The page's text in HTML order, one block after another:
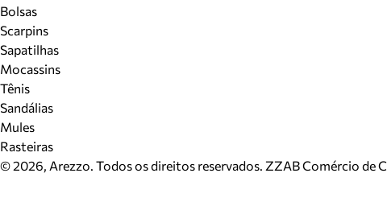
Bolsas
Scarpins
Sapatilhas
Mocassins
Tênis
Sandálias
Mules
Rasteiras
©2026, Arezzo. Todos os direitos reservados. ZZAB Comércio de